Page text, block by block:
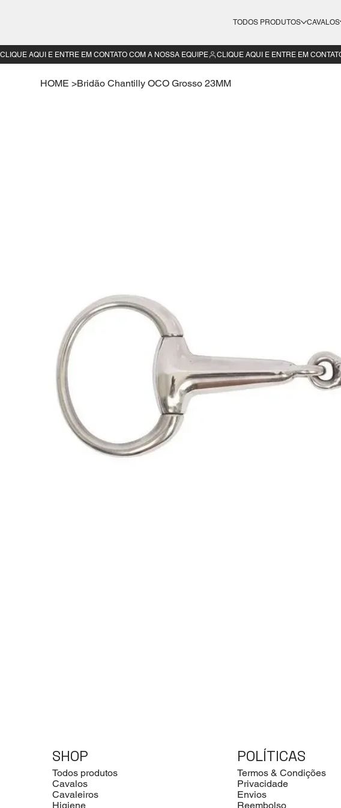
TODOS PRODUTOS CAVALOS
HOME >Bridão Chantilly OCO Grosso 23MM
CLIQUE AQUI E ENTRE EM CONTATO COM A NOSSA EQUIPE
SHOP
Todos produtos
Cavalos
Cavaleiros
Higiene
POLÍTICAS
Termos & Condições
Privacidade
Envios
Reembolso